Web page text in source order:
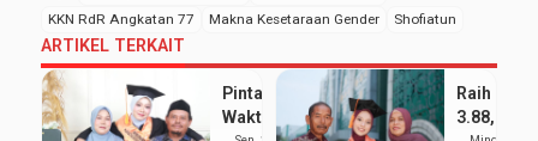
KKN RdR Angkatan 77
Makna Kesetaraan Gender Shofiatun
ARTIKEL TERKAIT
Pintar Bagi
Waktu
Raih IPK
3.88,